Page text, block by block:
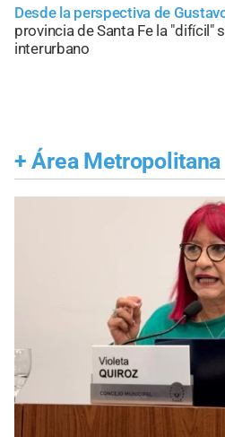
Desde la perspectiva de
provincia de Santa Fe la "difícil"
interurbano
+ Área Metropolitana